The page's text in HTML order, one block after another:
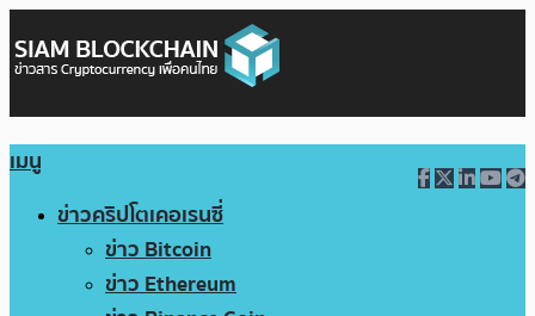
เมนู
ข่าวคริปโตเคอเรนซี่
ข่าว Bitcoin
ข่าว Ethereum